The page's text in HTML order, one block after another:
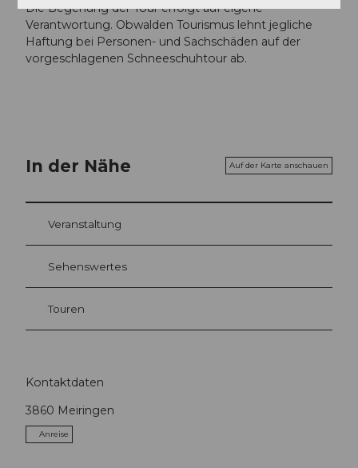
Die Begehung der Tour erfolgt auf eigene
Verantwortung. Obwalden Tourismus lehnt jegliche
Haftung bei Personen- und Sachschäden auf der
vorgeschlagenen Schneeschuhtour ab.
In der Nähe Auf der Karte anschauen
Veranstaltung
Sehenswertes
Touren
Kontaktdaten
3860 Meiringen
Anreise